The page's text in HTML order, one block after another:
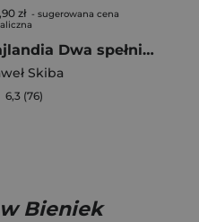
zł - sugerowana cena
Tajlandia Dwa spełnione marzenia
Skiba
6,3 (76)
Bieniek